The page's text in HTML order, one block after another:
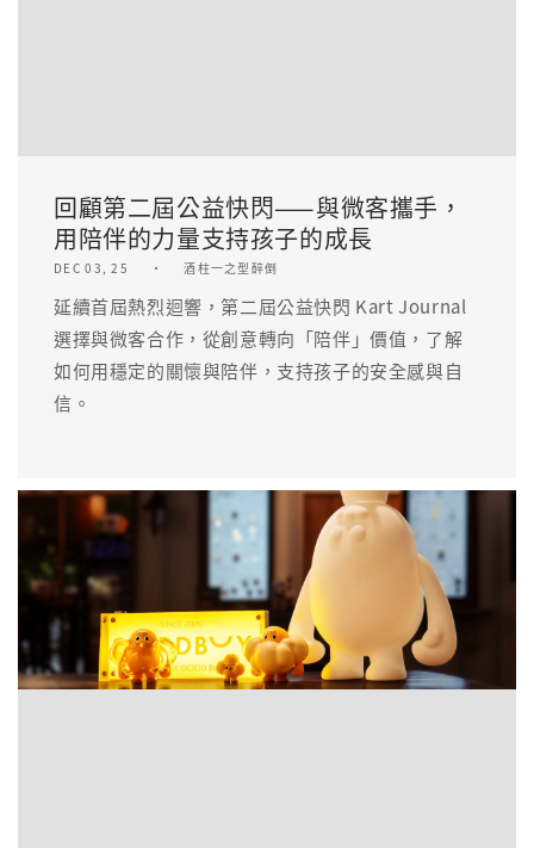
回顧第二屆公益快閃——與微客攜手，
用陪伴的力量支持孩子的成長
DEC 03, 25 酒柱一之型醉倒
延續首屆熱烈迴響，第二屆公益快閃 Kart Journal
選擇與微客合作，從創意轉向「陪伴」價值，了解
如何用穩定的關懷與陪伴，支持孩子的安全感與自
信。